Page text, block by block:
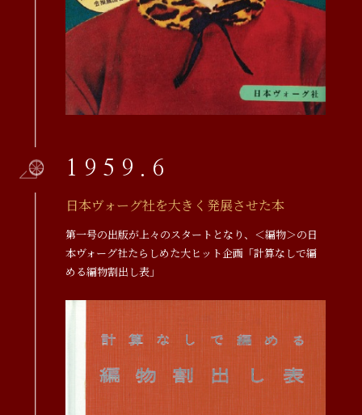
1959.6
日本ヴォーグ社を大きく発展させた本
第一号の出版が上々のスタートとなり、＜編物＞の日
本ヴォーグ社たらしめた大ヒット企画「計算なしで編
める編物割出し表」